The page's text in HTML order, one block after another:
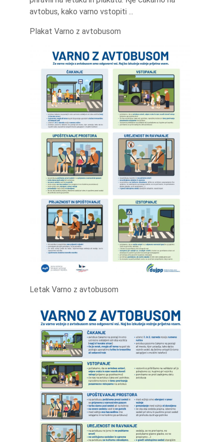
avtobus, kako varno vstopiti ...
Plakat Varno z avtobusom
Letak Varno z avtobusom